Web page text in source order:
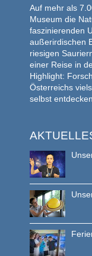
Auf mehr als
Museum die
faszinierenden
außerirdischen
riesigen
einer Reise in
Highlight:
Österreichs
selbst